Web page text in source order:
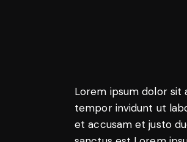
Lorem ipsum dolor sit
tempor invidunt ut
et accusam et justo